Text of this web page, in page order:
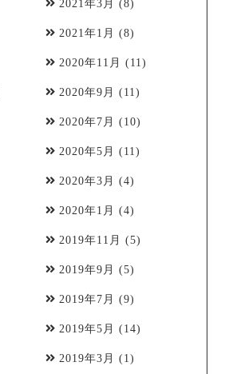
2021年3月 (8)
2021年1月 (8)
2020年11月 (11)
2020年9月 (11)
2020年7月 (10)
2020年5月 (11)
2020年3月 (4)
2020年1月 (4)
2019年11月 (5)
2019年9月 (5)
2019年7月 (9)
2019年5月 (14)
2019年3月 (1)